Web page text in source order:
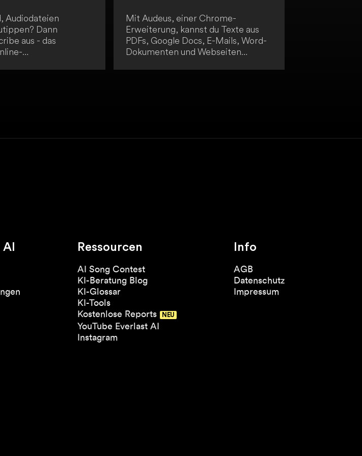
Audiodateien
Dann
aus - das
Mit Audeus, einer Chrome-
Erweiterung, kannst du Texte aus
PDFs, Google Docs, E-Mails, Word-
Dokumenten und Webseiten
Ressourcen
AI Song Contest
KI-Beratung Blog
KI-Glossar
KI-Tools
Kostenlose Reports
YouTube Everlast AI
Instagram
Info
AGB
Datenschutz
Impressum